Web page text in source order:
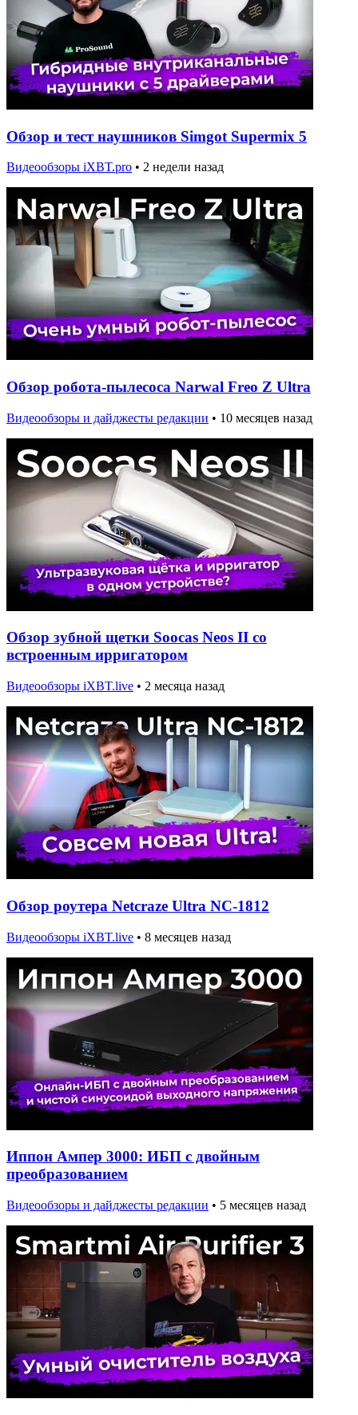
Обзор и тест наушников Simgot Supermix 5
Видеообзоры iXBT.pro • 2 недели назад
Обзор робота-пылесоса Narwal Freo Z Ultra
Видеообзоры и дайджесты редакции • 10 месяцев назад
Обзор зубной щетки Soocas Neos II со
встроенным ирригатором
Видеообзоры iXBT.live • 2 месяца назад
Обзор роутера Netcraze Ultra NC-1812
Видеообзоры iXBT.live • 8 месяцев назад
Иппон Ампер 3000: ИБП с двойным
преобразованием
Видеообзоры и дайджесты редакции • 5 месяцев назад